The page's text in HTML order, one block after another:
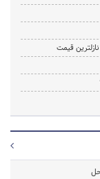
قیمت